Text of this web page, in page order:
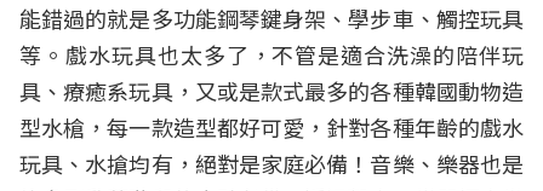
能錯過的就是多功能鋼琴鍵身架、學步車、觸控玩具
等。戲水玩具也太多了，不管是適合洗澡的陪伴玩
具、療癒系玩具，又或是款式最多的各種韓國動物造
型水槍，每一款造型都好可愛，針對各種年齡的戲水
玩具、水搶均有，絕對是家庭必備！音樂、樂器也是